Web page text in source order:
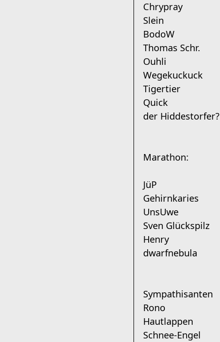
Chrypray
Slein
BodoW
Thomas Schr.
Ouhli
Wegekuckuck
Tigertier
Quick
der Hiddestorfer?
Marathon:
JüP
Gehirnkaries
UnsUwe
Sven Glückspilz
Henry
dwarfnebula
Sympathisanten
Rono
Hautlappen
Schnee-Engel